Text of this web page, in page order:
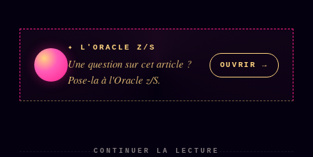
ÉQUIPE + AUTEURS
À propos
Founders
✦ L'ORACLE Z/S
Une question sur cet article ?
Pose-la à l'Oracle z/S.
OUVRIR →
CONTINUER LA LECTURE